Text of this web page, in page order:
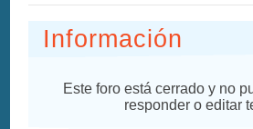
Información
Este foro está cerrado y no
responder o editar